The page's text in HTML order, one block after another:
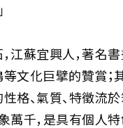
江蘇宜興人，著名
等文化巨擘的贊賞；
格、氣質、特徵流
萬千，是具有個人